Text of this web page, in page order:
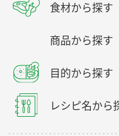
食材から探す
商品から探す
目的から探す
レシピ名から